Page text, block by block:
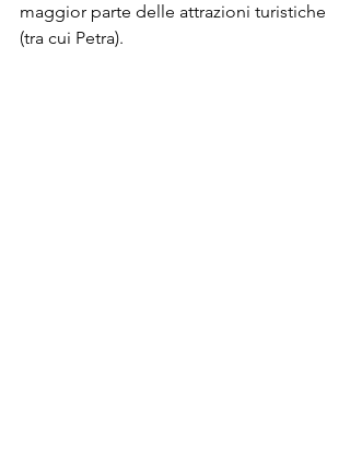
maggior parte delle attrazioni turistiche
(tra cui Petra).